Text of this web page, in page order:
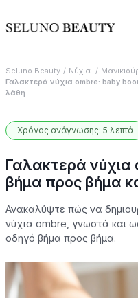
Seluno Beauty Νύχια
Γαλακτερά νύχια ombre: baby
λάθη
Χρόνος ανάγνωσης: 5 λεπτά
Γαλακτερά νύχια
βήμα προς βήμα
Ανακαλύψτε πώς να
νύχια ombre, γνωστά και
οδηγό βήμα προς βήμα.